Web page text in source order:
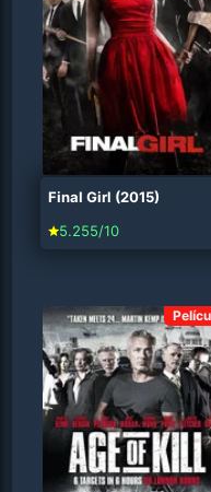
Final Girl (2015)
5.255/10